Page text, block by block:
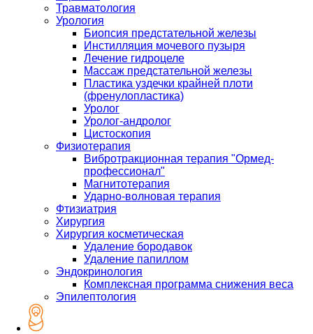
Травматология
Урология
Биопсия предстательной железы
Инстилляция мочевого пузыря
Лечение гидроцеле
Массаж предстательной железы
Пластика уздечки крайней плоти
(френулопластика)
Уролог
Уролог-андролог
Цистоскопия
Физиотерапия
Вибротракционная терапия "Ормед-
профессионал"
Магнитотерапия
Ударно-волновая терапия
Фтизиатрия
Хирургия
Хирургия косметическая
Удаление бородавок
Удаление папиллом
Эндокринология
Комплексная программа снижения веса
Эпилептология